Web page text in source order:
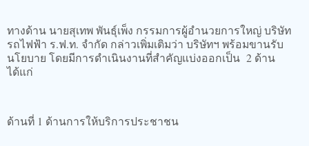
ทางด้าน นายสุเทพ พันธุ์เพ็ง กรรมการผู้อำนวยการใหญ่ บริษัท
รถไฟฟ้า ร.ฟ.ท. จำกัด กล่าวเพิ่มเติมว่า บริษัทฯ พร้อมขานรับ
นโยบาย โดยมีการดำเนินงานที่สำคัญแบ่งออกเป็น 2 ด้าน
ได้แก่
ด้านที่ 1 ด้านการให้บริการประชาชน